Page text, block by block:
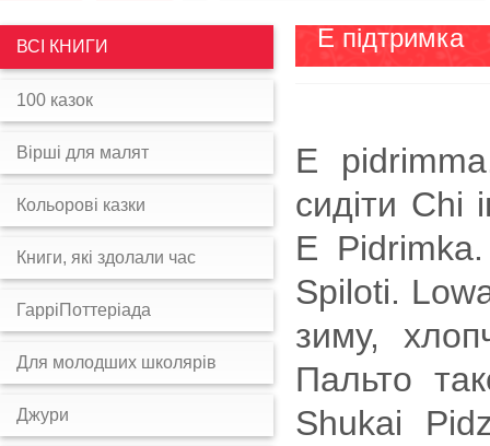
Е підтримка
E
сидіти Chi
E
Spiloti.
зиму,
Пальто
Shukai
ВСІ КНИГИ
100 казок
Вірші для малят
Кольорові казки
Книги, які здолали час
ГарріПоттеріада
Для молодших школярів
Джури